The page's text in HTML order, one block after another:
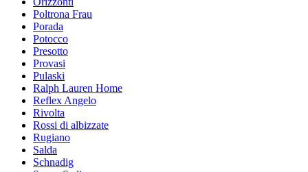
Poltrona Frau
Porada
Potocco
Presotto
Provasi
Pulaski
Ralph Lauren Home
Reflex Angelo
Rivolta
Rossi di albizzate
Rugiano
Salda
Schnadig